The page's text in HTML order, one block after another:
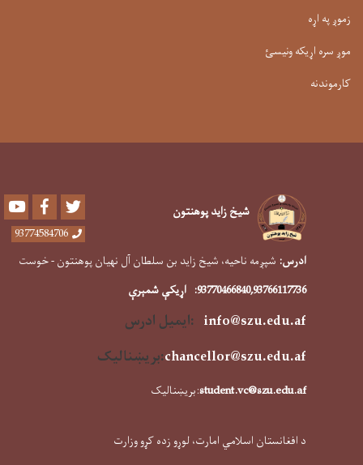
زموږ په اړه
موږ سره اړیکه ونیسئ
کارموندنه
شیخ زاید پوهنتون Youtube Facebook
93774584706
ادرس: شپږمه ناحیه، شیخ زاید بن سلطان آل نهیان پوهنتون - خوست
93770466840,93766117736
: اړیکې شمېرې
info@szu.edu.af :ایمیل ادرس
chancellor@szu.edu.af
:بریښنالیک
student.vc@szu.edu.af:بریښنالیک
د افغانستان اسلامي امارت، لوړو زده کړو وزارت